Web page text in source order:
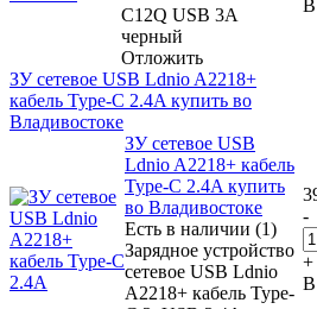
C12Q USB 3A
черный
Отложить
ЗУ сетевое USB Ldnio A2218+
кабель Type-C 2.4A купить во
Владивостоке
ЗУ сетевое USB
Ldnio A2218+ кабель
Type-C 2.4A купить
во Владивостоке
Есть в наличии (1)
Зарядное устройство
сетевое USB Ldnio
A2218+ кабель Type-
-
+
В